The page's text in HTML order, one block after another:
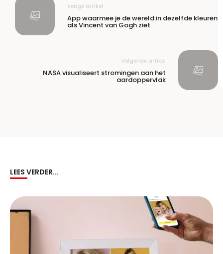
Vorige artikel
App waarmee je de wereld in dezelfde kleuren
als Vincent van Gogh ziet
Volgende artikel
NASA visualiseert stromingen aan het
aardoppervlak
LEES VERDER...